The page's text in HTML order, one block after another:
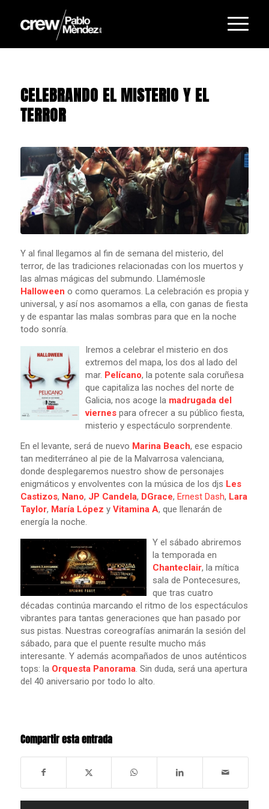
CELEBRANDO EL MISTERIO Y EL
TERROR
Y al final llegamos al fin de semana del misterio, del
terror, de las tradiciones relacionadas con los muertos y
las almas mágicas del submundo. Llamémosle
Halloween o como queramos. La celebración es propia y
universal, y así nos asomamos a ella, con ganas de fiesta
y de espantar las malas sombras para que en la noche
todo sonría.
Iremos a celebrar el misterio en dos
extremos del mapa, los dos al lado del
mar. Pelícano, la potente sala coruñesa
que capitaliza las noches del norte de
Galicia, nos acoge la madrugada del
viernespara ofrecer a su público fiesta,
misterio y espectáculo sorprendente.
En el levante, será de nuevo Marina Beach, ese espacio
tan mediterráneo al pie de la Malvarrosa valenciana,
donde desplegaremos nuestro show de personajes
enigmáticos y envolventes con la música de los djs Les
Castizos, Nano, JP Candela, DGrace, Ernest Dash, Lara
Taylor, María López y Vitamina A, que llenarán de
energía la noche.
Y el sábado abriremos
la temporada en
Chanteclair, la mítica
sala de Pontecesures,
que tras cuatro
décadas continúa marcando el ritmo de los espectáculos
vibrantes para tantas generaciones que han pasado por
sus pistas. Nuestras coreografías animarán la sesión del
sábado, para que el puente resulte mucho más
interesante. Y además acompañados de unos auténticos
tops: la Orquesta Panorama. Sin duda, será una apertura
del 40 aniversario por todo lo alto.
Compartir esta entrada